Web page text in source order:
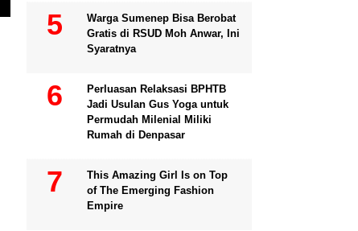
Warga Sumenep Bisa Berobat
Gratis di RSUD Moh Anwar, Ini
Syaratnya
Perluasan Relaksasi BPHTB
Jadi Usulan Gus Yoga untuk
Permudah Milenial Miliki
Rumah di Denpasar
This Amazing Girl Is on Top
of The Emerging Fashion
Empire